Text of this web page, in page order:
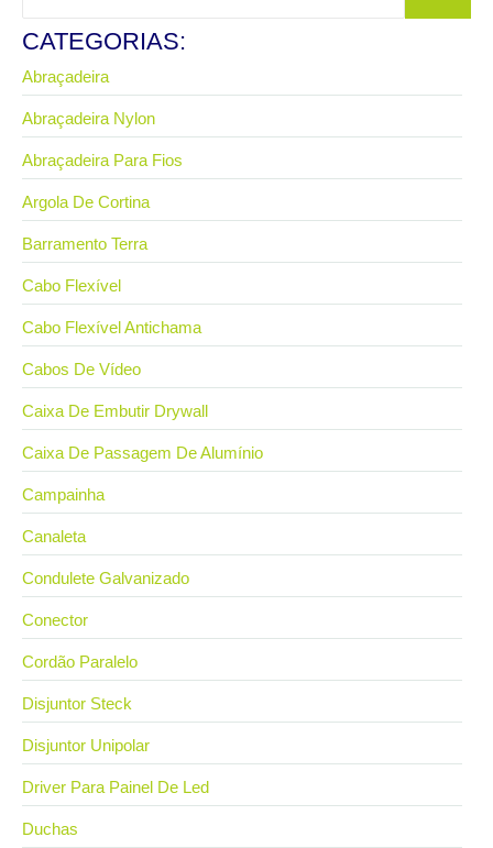
CATEGORIAS:
Abraçadeira
Abraçadeira Nylon
Abraçadeira Para Fios
Argola De Cortina
Barramento Terra
Cabo Flexível
Cabo Flexível Antichama
Cabos De Vídeo
Caixa De Embutir Drywall
Caixa De Passagem De Alumínio
Campainha
Canaleta
Condulete Galvanizado
Conector
Cordão Paralelo
Disjuntor Steck
Disjuntor Unipolar
Driver Para Painel De Led
Duchas